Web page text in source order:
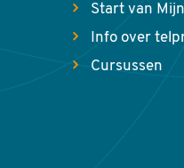
Start van
Info over
Cursussen